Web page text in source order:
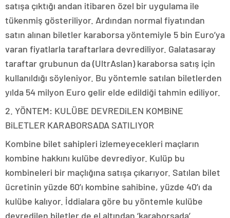
satışa çıktığı andan itibaren özel bir uygulama ile
tükenmiş gösteriliyor. Ardından normal fiyatından
satın alınan biletler karaborsa yöntemiyle 5 bin Euro’ya
varan fiyatlarla taraftarlara devrediliyor. Galatasaray
taraftar grubunun da (UltrAslan) karaborsa satış için
kullanıldığı söyleniyor. Bu yöntemle satılan biletlerden
yılda 54 milyon Euro gelir elde edildiği tahmin ediliyor.
2. YÖNTEM: KULÜBE DEVREDiLEN KOMBiNE
BiLETLER KARABORSADA SATILIYOR
Kombine bilet sahipleri izlemeyecekleri maçların
kombine hakkını kulübe devrediyor. Kulüp bu
kombineleri bir maçlığına satışa çıkarıyor. Satılan bilet
ücretinin yüzde 60’ı kombine sahibine, yüzde 40’ı da
kulübe kalıyor. İddialara göre bu yöntemle kulübe
devredilen biletler de el altından ‘karaborsada’